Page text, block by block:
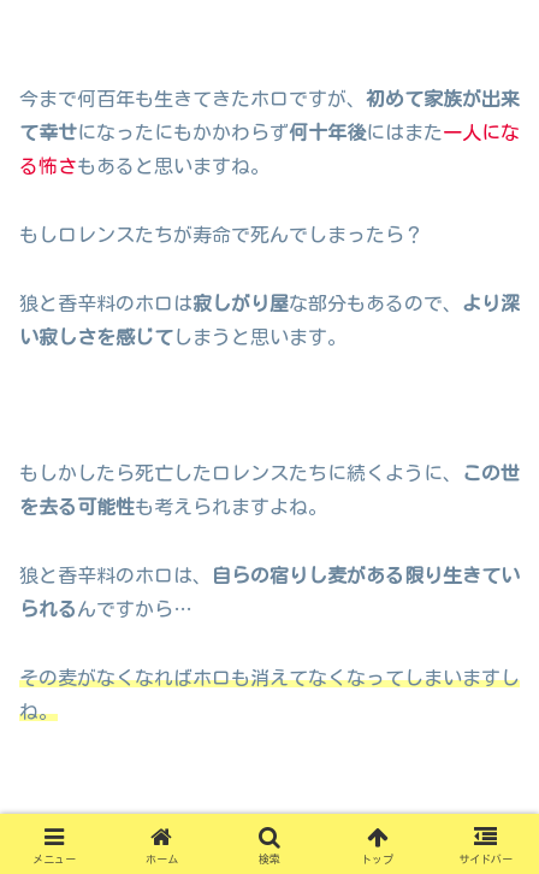
今まで何百年も生きてきたホロですが、 初めて家族が出来
て幸せになったにもかかわらず何十年後にはまた一人にな
る怖さもあると思いますね。
もしロレンスたちが寿命で死んでしまったら？
狼と香辛料のホロは寂しがり屋な部分もあるので、 より深
い寂しさを感じてしまうと思います。
もしかしたら死亡したロレンスたちに続くように、
この世
を去る可能性も考えられますよね。
狼と香辛料のホロは、
自らの宿りし麦がある限り生きてい
られるんですから…
その麦がなくなればホロも消えてなくなってしまいますし
ね。
それくらい狼と香辛料のホロにとって、
ロレンスたちの死
メニュー ホーム 検索 トップ サイドバー